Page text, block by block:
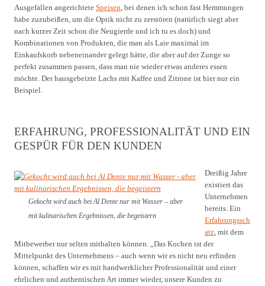
Ausgefallen angerichtete Speisen, bei denen ich schon fast Hemmungen
habe zuzubeißen, um die Optik nicht zu zerstören (natürlich siegt aber
nach kurzer Zeit schon die Neugierde und ich tu es doch) und
Kombinationen von Produkten, die man als Laie maximal im
Einkaufskorb nebeneinander gelegt hätte, die aber auf der Zunge so
perfekt zusammen passen, dass man nie wieder etwas anderes essen
möchte. Der hausgebeizte Lachs mit Kaffee und Zitrone ist hier nur ein
Beispiel.
ERFAHRUNG, PROFESSIONALITÄT UND EIN
GESPÜR FÜR DEN KUNDEN
Gekocht wird auch bei Al Dente nur mit Wasser – aber
mit kulinarischen Ergebnissen, die begeistern
Dreißig Jahre
existiert das
Unternehmen
bereits. Ein
Erfahrungssch
atz, mit dem
Mitbewerber nur selten mithalten können. „Das Kochen ist der
Mittelpunkt des Unternehmens – auch wenn wir es nicht neu erfinden
können, schaffen wir es mit handwerklicher Professionalität und einer
ehrlichen und authentischen Art immer wieder, unsere Kunden zu